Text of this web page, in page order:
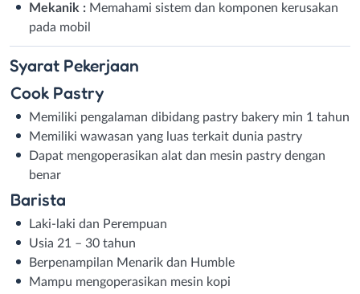
Mekanik : Memahami sistem dan komponen kerusakan
pada mobil
Syarat Pekerjaan
Cook Pastry
Memiliki pengalaman dibidang pastry bakery min 1 tahun
Memiliki wawasan yang luas terkait dunia pastry
Dapat mengoperasikan alat dan mesin pastry dengan
benar
Barista
Laki-laki dan Perempuan
Usia 21 – 30 tahun
Berpenampilan Menarik dan Humble
Mampu mengoperasikan mesin kopi